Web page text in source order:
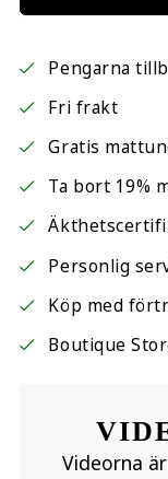
Pengarna
Fri frakt
Gratis
Ta bort 19%
Personlig
Köp med
Boutique
Videorna